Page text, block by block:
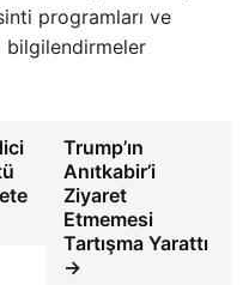
programları ve
bilgilendirmeler
Trump’ın
Anıtkabir’i
Ziyaret
Etmemesi
Tartışma Yarattı
→